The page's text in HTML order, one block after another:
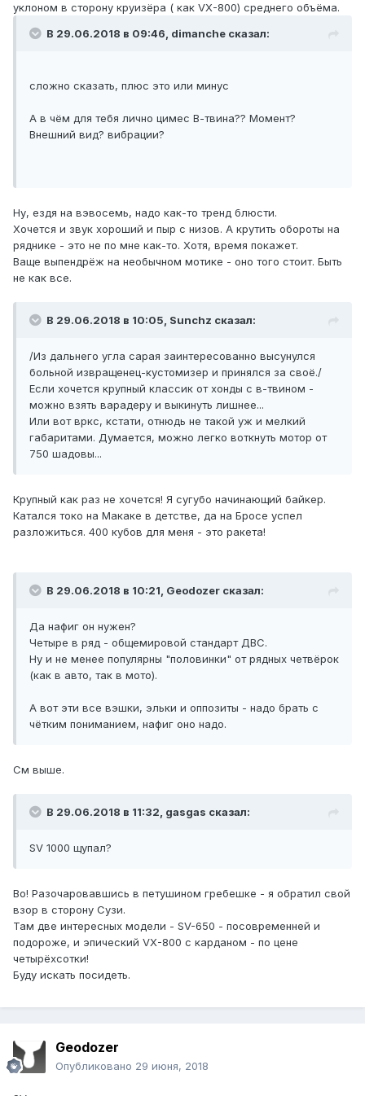
уклоном в сторону круизёра ( как VX-800) среднего объёма.
В 29.06.2018 в 09:46, dimanche сказал:
сложно сказать, плюс это или минус
А в чём для тебя лично цимес В-твина?? Момент?
Внешний вид? вибрации?
Ну, ездя на вэвосемь, надо как-то тренд блюсти.
Хочется и звук хороший и пыр с низов. А крутить обороты на
ряднике - это не по мне как-то. Хотя, время покажет.
Ваще выпендрёж на необычном мотике - оно того стоит. Быть
не как все.
В 29.06.2018 в 10:05, Sunchz сказал:
/Из дальнего угла сарая заинтересованно высунулся
больной извращенец-кустомизер и принялся за своё./
Если хочется крупный классик от хонды с в-твином -
можно взять варадеру и выкинуть лишнее...
Или вот вркс, кстати, отнюдь не такой уж и мелкий
габаритами. Думается, можно легко воткнуть мотор от
750 шадовы...
Крупный как раз не хочется! Я сугубо начинающий байкер.
Катался токо на Макаке в детстве, да на Бросе успел
разложиться. 400 кубов для меня - это ракета!
В 29.06.2018 в 10:21, Geodozer сказал:
Да нафиг он нужен?
Четыре в ряд - общемировой стандарт ДВС.
Ну и не менее популярны "половинки" от рядных четвёрок
(как в авто, так в мото).
А вот эти все вэшки, эльки и оппозиты - надо брать с
чётким пониманием, нафиг оно надо.
См выше.
В 29.06.2018 в 11:32, gasgas сказал:
SV 1000 щупал?
Во! Разочаровавшись в петушином гребешке - я обратил свой
взор в сторону Сузи.
Там две интересных модели - SV-650 - посовременней и
подороже, и эпический VX-800 с карданом - по цене
четырёхсотки!
Буду искать посидеть.
Geodozer
Опубликовано 29 июня, 2018